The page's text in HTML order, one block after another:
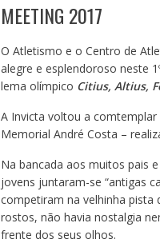
MEETING 2017
O Atletismo e o Centro de
alegre e esplendoroso neste
lema olímpico Citius, Altius,
A Invicta voltou a
Memorial André Costa –
Na bancada aos muitos pais
jovens juntaram-se “antigas
competiram na velhinha pista
rostos, não havia nostalgia
frente dos seus olhos.